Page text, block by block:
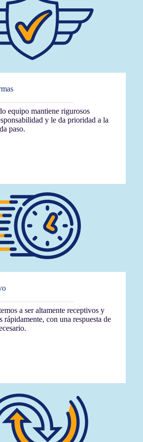
equipo mantiene rigurosos
y le da prioridad a la
paso.
a ser altamente receptivos y
rápidamente, con una respuesta de